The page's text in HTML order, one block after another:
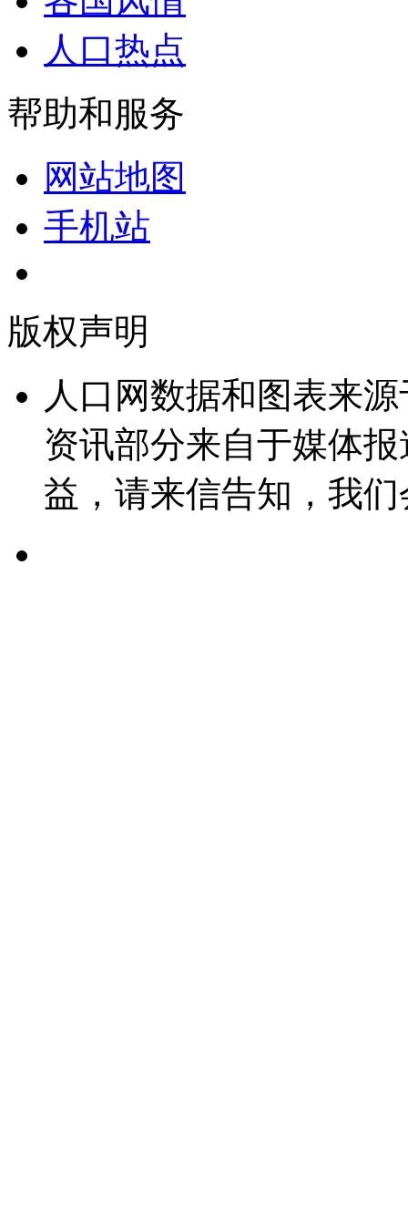
人口热点
帮助和服务
网站地图
手机站
版权声明
人口网数据和图表来
资讯部分来自于媒体
益，请来信告知，我